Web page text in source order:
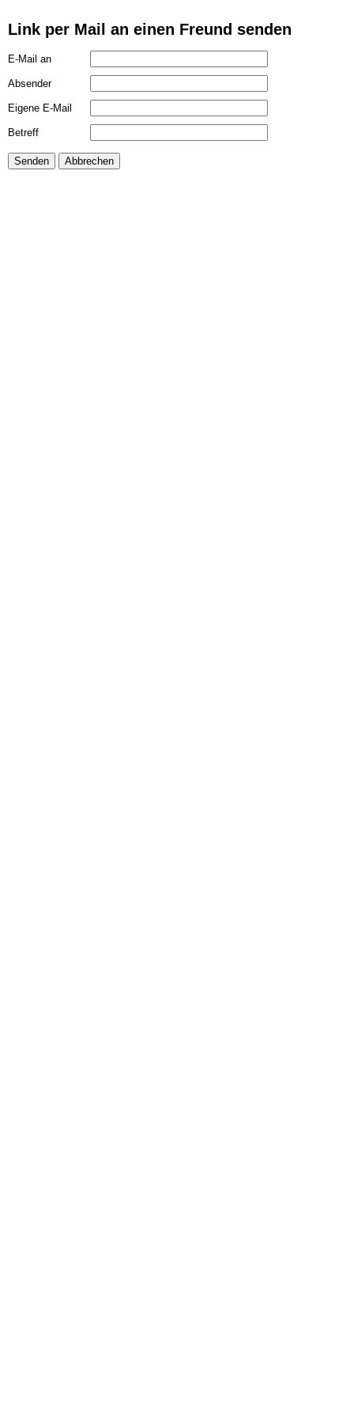
Link per Mail an einen Freund senden
E-Mail an
Absender
Eigene E-Mail
Betreff
Senden Abbrechen